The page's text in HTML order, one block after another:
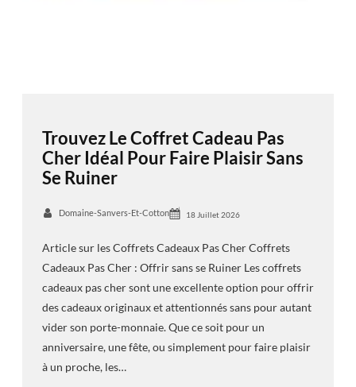
Trouvez Le Coffret Cadeau Pas
Cher Idéal Pour Faire Plaisir Sans
Se Ruiner
Domaine-Sanvers-Et-Cotton 18 Juillet 2026
Article sur les Coffrets Cadeaux Pas Cher Coffrets
Cadeaux Pas Cher : Offrir sans se Ruiner Les coffrets
cadeaux pas cher sont une excellente option pour offrir
des cadeaux originaux et attentionnés sans pour autant
vider son porte-monnaie. Que ce soit pour un
anniversaire, une fête, ou simplement pour faire plaisir
à un proche, les…